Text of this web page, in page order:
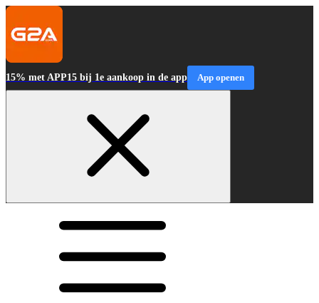
15% met APP15 bij 1e aankoop in de app App openen